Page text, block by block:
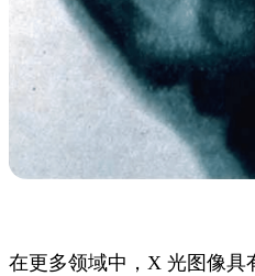
在更多领域中，X 光图像具